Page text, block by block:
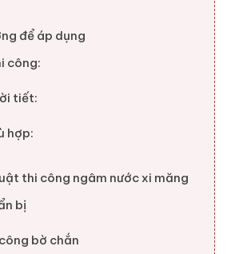
để áp dụng
công:
tiết:
hợp:
thi công ngâm nước xi măng
bị
bờ chắn